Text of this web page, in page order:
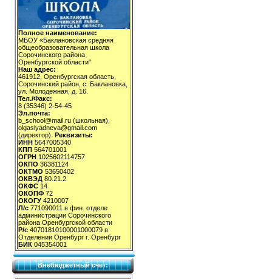
Полное наименование:
МБОУ «Баклановская средняя
общеобразовательная школа
Сорочинского района
Оренбургской области"
Наш адрес:
461912, Оренбургская область,
Сорочинский район, с. Баклановка,
ул. Молодежная, д. 16.
Тел./Факс:
8 (35346) 2-54-45
Эл.почта:
b_school@mail.ru (школьная),
olgaslyadneva@gmail.com
(директор). Реквизиты:
ИНН 5647005340
КПП 564701001
ОГРН 1025602114757
ОКПО 36381124
ОКТМО 53650402
ОКВЭД 80.21.2
ОКФС 14
ОКОПФ 72
ОКОГУ 4210007
Л/с 771090011 в фин. отделе
администрации Сорочинского
района Оренбургской области
Р/с 40701810100001000079 в
Отделении Оренбург г. Оренбург
БИК 045354001
Внебюджетный счет: